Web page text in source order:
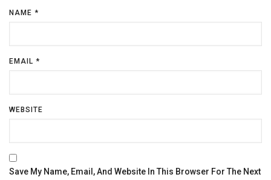
NAME *
EMAIL *
WEBSITE
Save My Name, Email, And Website In This Browser For The Next